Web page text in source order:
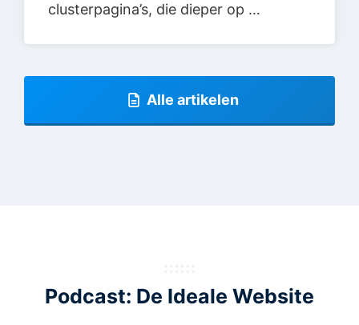
clusterpagina’s, die dieper op …
Alle artikelen
Podcast: De Ideale Website